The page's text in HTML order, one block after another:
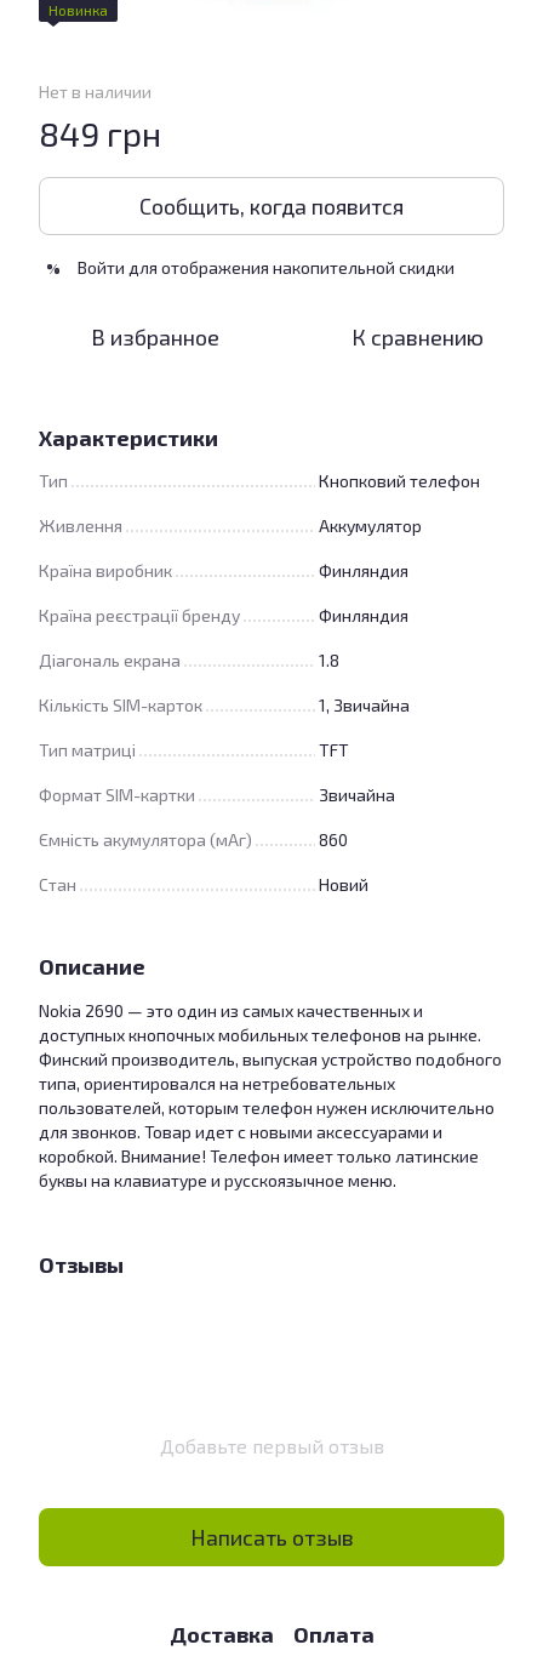
Новинка
Нет в наличии
849 грн
Сообщить, когда появится
% Войти для отображения накопительной скидки
В избранное К сравнению
Характеристики
Тип Кнопковий телефон
Живлення Аккумулятор
Країна виробник Финляндия
Країна реєстрації бренду Финляндия
Діагональ екрана 1.8
Кількість SIM-карток 1, Звичайна
Тип матриці TFT
Формат SIM-картки Звичайна
Ємність акумулятора (мАг) 860
Стан Новий
Описание
Nokia 2690 — это один из самых качественных и
доступных кнопочных мобильных телефонов на рынке.
Финский производитель, выпуская устройство подобного
типа, ориентировался на нетребовательных
пользователей, которым телефон нужен исключительно
для звонков. Товар идет с новыми аксессуарами и
коробкой. Внимание! Телефон имеет только латинские
буквы на клавиатуре и русскоязычное меню.
Отзывы
Добавьте первый отзыв
Написать отзыв
Доставка Оплата